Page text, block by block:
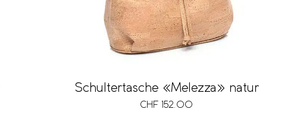
Schultertasche «Melezza» natur
CHF 152.00